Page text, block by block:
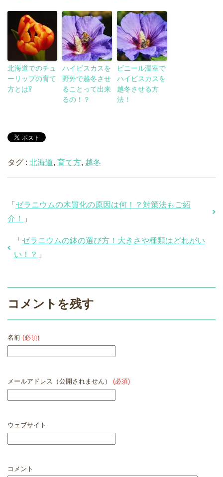
北海道でのチュ
ーリップの育て
方とは⁉︎
ハイビスカスを
野外で越冬させ
ることって出来
るの！？
ビニール温室で
ハイビスカスを
越冬させる方
法！
タグ : 北海道, 育て方, 越冬
「 ゼラニウムの木質化の原因は何！？対策法もご紹
介！
」
「 ゼラニウムの鉢の選び方！大きさや種類はどれがい
い！？ 」
コメントを残す
名前 (必須)
メールアドレス（公開されません） (必須)
ウェブサイト
コメント